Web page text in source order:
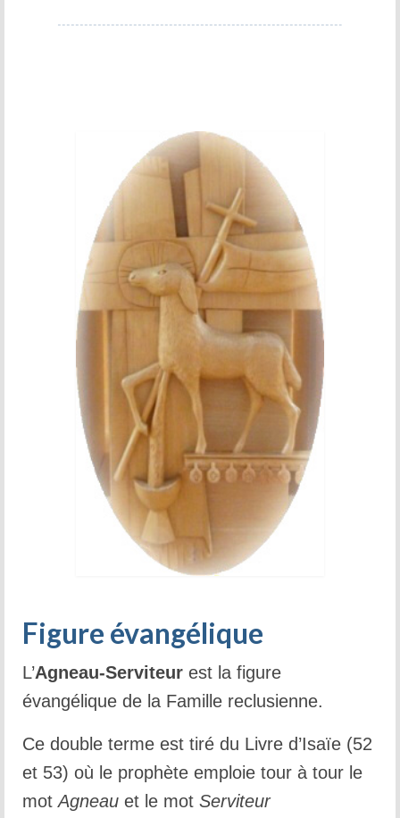
Figure évangélique
L’Agneau-Serviteur est la figure
évangélique de la Famille reclusienne.
Ce double terme est tiré du Livre d’Isaïe (52
et 53) où le prophète emploie tour à tour le
motAgneau et le mot Serviteur